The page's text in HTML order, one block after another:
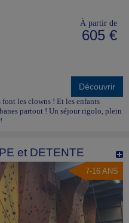
À partir de
605 €
Découvrir
les clowns ! Et les enfants
partout ! Un séjour rigolo, plein
et DETENTE
7-16 ANS